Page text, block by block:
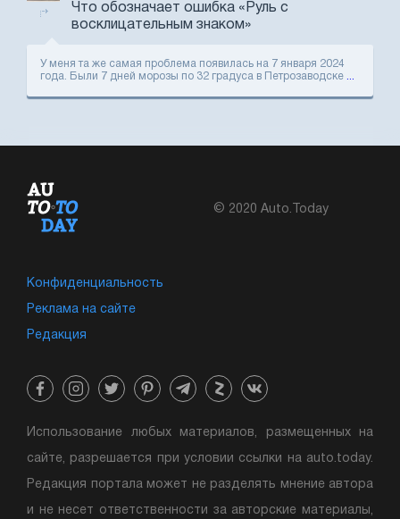
Что обозначает ошибка «Руль с
восклицательным знаком»
У меня та же самая проблема появилась на 7 января 2024
года. Были 7 дней морозы по 32 градуса в Петрозаводске
© 2020 Auto.Today
Конфиденциальность
Реклама на сайте
Редакция
Использование любых материалов, размещенных на
сайте, разрешается при условии ссылки на auto.today.
Редакция портала может не разделять мнение автора
и не несет ответственности за авторские материалы,